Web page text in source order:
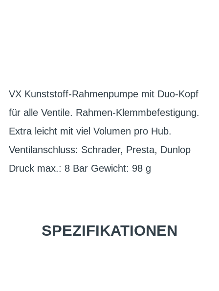
VX Kunststoff-Rahmenpumpe mit Duo-Kopf
für alle Ventile. Rahmen-Klemmbefestigung.
Extra leicht mit viel Volumen pro Hub.
Ventilanschluss: Schrader, Presta, Dunlop
Druck max.: 8 Bar Gewicht: 98 g
SPEZIFIKATIONEN